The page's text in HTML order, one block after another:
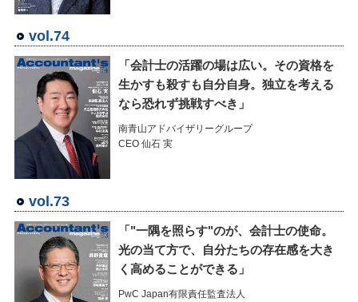
vol.74
「会計士の活躍の場は広い。その資格を
生かすも殺すも自分自身。独立を考える
なら恐れず挑戦すべき」
南青山アドバイザリーグループ
CEO 仙石 実
vol.73
「"一隅を照らす"のが、会計士の使命。
光の当て方で、自分たちの存在感を大き
く高めることができる」
PwC Japan有限責任監査法人